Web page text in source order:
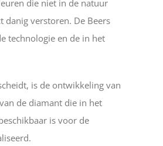
die niet in de natuur
verstoren. De Beers
technologie en de in het
is de ontwikkeling van
de diamant die in het
is voor de